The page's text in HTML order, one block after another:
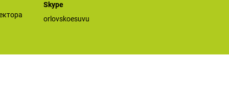
Skype
orlovskoesuvu